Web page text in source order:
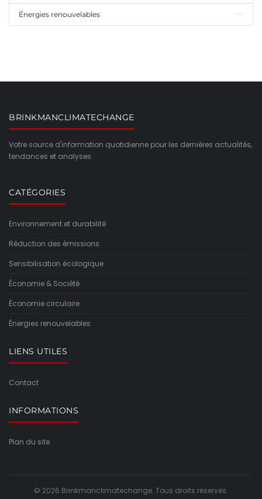
Énergies renouvelables
BRINKMANCLIMATECHANGE
Votre source d'information quotidienne pour les dernières actualités,
tendances et analyses.
CATÉGORIES
Environnement et durabilité
Réduction des émissions
Sensibilisation écologique
Économie & Société
Économie circulaire
Énergies renouvelables
LIENS UTILES
Contact
INFORMATIONS
Plan du site
© 2026 Brinkmanclimatechange. Tous droits réservés.